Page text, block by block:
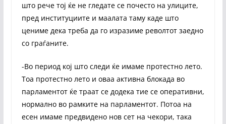
што рече тој ќе не гледате се почесто на улиците,
пред институциите и маалата таму каде што
цениме дека треба да го изразиме револтот заедно
со граѓаните.
-Во период кој што следи ќе имаме протестно лето.
Тоа протестно лето и оваа активна блокада во
парламентот ќе траат се додека тие се оперативни,
нормално во рамките на парламентот. Потоа на
есен имаме предвидено нов сет на чекори, така